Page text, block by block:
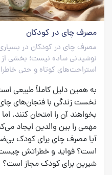
مصرف چای در کودکان
مصرف چای در کودکان در
نوشیدنی ساده نیست؛ بخشی از
استراحت‌های کوتاه و حتی
به همین دلیل کاملاً طبیعی
نخست زندگی با فنجان‌های
بخواهند آن را امتحان
مهمی را بین والدین ایجاد
آیا مصرف چای برای کودک
است؟ فواید و خطراتش
شیرین برای کودک مجاز است؟